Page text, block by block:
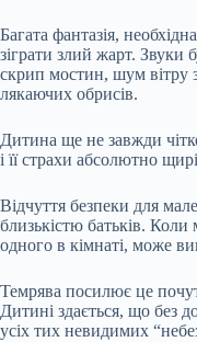
Багата фантазія,
зіграти злий жарт. Звуки
скрип мостин, шум вітру
лякаючих обрисів.
Дитина ще не завжди
і її страхи абсолютно
Відчуття безпеки для
близькістю батьків.
одного в кімнаті, може
Темрява посилює це
Дитині здається, що без
усіх тих невидимих